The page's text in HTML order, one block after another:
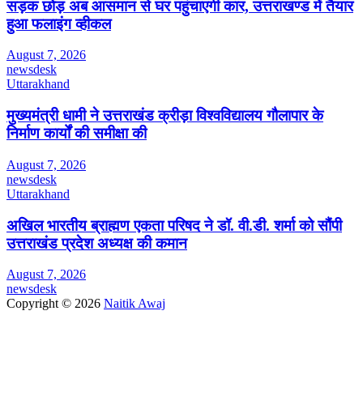
सड़क छोड़ अब आसमान से घर पहुंचाएगी कार, उत्तराखण्ड में तैयार
हुआ फलाइंग व्हीकल
August 7, 2026
newsdesk
Uttarakhand
मुख्यमंत्री धामी ने उत्तराखंड क्रीड़ा विश्वविद्यालय गौलापार के
निर्माण कार्यों की समीक्षा की
August 7, 2026
newsdesk
Uttarakhand
अखिल भारतीय ब्राह्मण एकता परिषद ने डॉ. वी.डी. शर्मा को सौंपी
उत्तराखंड प्रदेश अध्यक्ष की कमान
August 7, 2026
newsdesk
Copyright © 2026 Naitik Awaj